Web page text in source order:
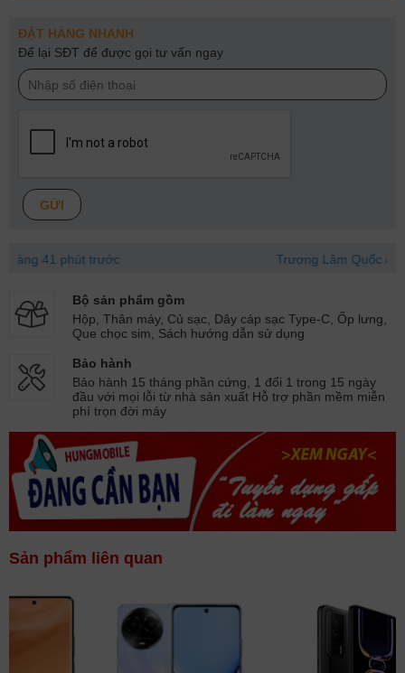
ĐẶT HÀNG NHANH
Để lại SĐT để được gọi tư vấn ngay
GỬI
phút trước Trương Lâm Quốc Anh
Bộ sản phẩm gồm
Hộp, Thân máy, Củ sạc, Dây cáp sạc Type-C, Ốp lưng,
Que chọc sim, Sách hướng dẫn sử dụng
Bảo hành
Bảo hành 15 tháng phần cứng, 1 đổi 1 trong 15 ngày
đầu với mọi lỗi từ nhà sản xuất Hỗ trợ phần mềm miễn
phí trọn đời máy
Sản phẩm liên quan